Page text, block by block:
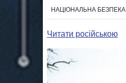
НАЦІОНАЛЬНА БЕЗПЕКА
Читати російською